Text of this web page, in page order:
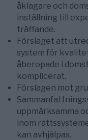
åklagare och
inställning till
träffande.
Förslaget att
system för
åberopade i
komplicerat.
Förslagen mot
uppmärksamma
inom
kan avhjälpas.